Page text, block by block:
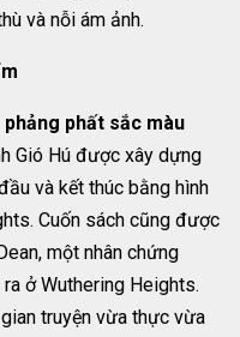
và nỗi ám ảnh.
phất sắc màu
Gió Hú được xây dựng
và kết thúc bằng hình
Cuốn sách cũng được
một nhân chứng
ở Wuthering Heights.
truyện vừa thực vừa